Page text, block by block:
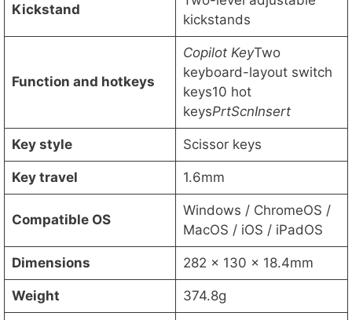
Kickstand
kickstands
Function and hotkeys
Copilot KeyTwo
keyboard-layout switch
keys10 hot
keysPrtScnInsert
Key style Scissor keys
Key travel 1.6mm
Compatible OS
Windows / ChromeOS /
MacOS / iOS / iPadOS
Dimensions 282 x 130 x 18.4mm
Weight 374.8g